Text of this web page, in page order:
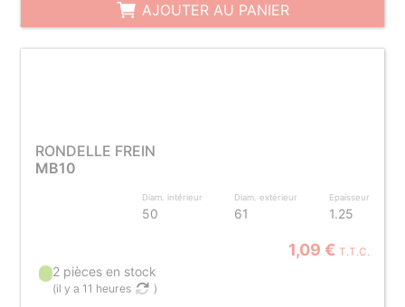
AJOUTER AU PANIER
RONDELLE FREIN
MB10
Diam. intérieur
50
Diam. extérieur
61
Epaisseur
1.25
1,09 € T.T.C.
2 pièces en stock
(il y a 11 heures )